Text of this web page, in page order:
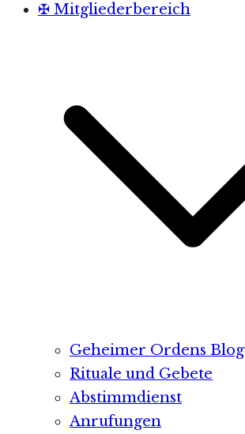
✠ Mitgliederbereich
Geheimer Ordens Blog
Rituale und Gebete
Abstimmdienst
Anrufungen